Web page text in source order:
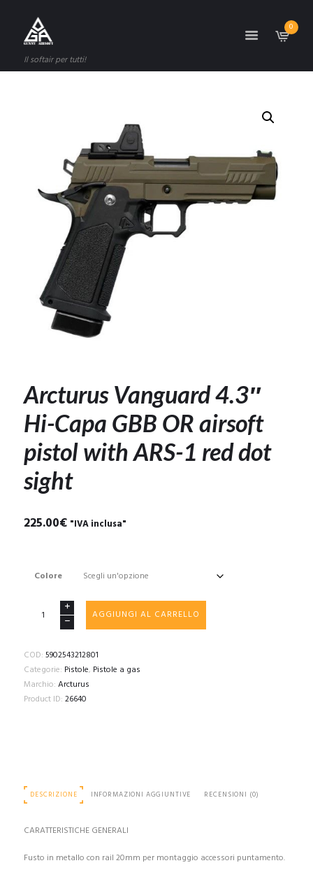
Il softair per tutti!
0
Arcturus Vanguard 4.3″
Hi-Capa GBB OR airsoft
pistol with ARS-1 red dot
sight
225.00€ "IVA inclusa"
Colore
Vanguard
Hi-
Capa
GBB
OR
red
dot
quantità
AGGIUNGI AL CARRELLO
COD: 5902543212801
Categorie: Pistole, Pistole a gas
Marchio: Arcturus
Product ID: 26640
DESCRIZIONE INFORMAZIONI AGGIUNTIVE RECENSIONI (0)
CARATTERISTICHE GENERALI
Fusto in metallo con rail 20mm per montaggio accessori puntamento.